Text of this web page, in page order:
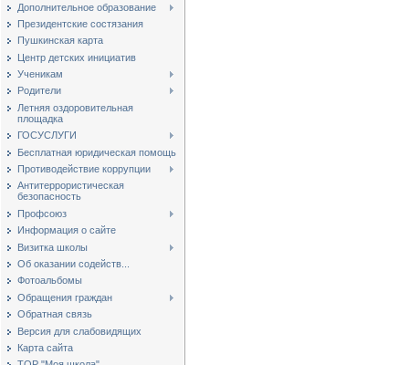
Дополнительное образование
Президентские состязания
Пушкинская карта
Центр детских инициатив
Ученикам
Родители
Летняя оздоровительная
площадка
ГОСУСЛУГИ
Бесплатная юридическая помощь
Противодействие коррупции
Антитеррористическая
безопасность
Профсоюз
Информация о сайте
Визитка школы
Об оказании содейств...
Фотоальбомы
Обращения граждан
Обратная связь
Версия для слабовидящих
Карта сайта